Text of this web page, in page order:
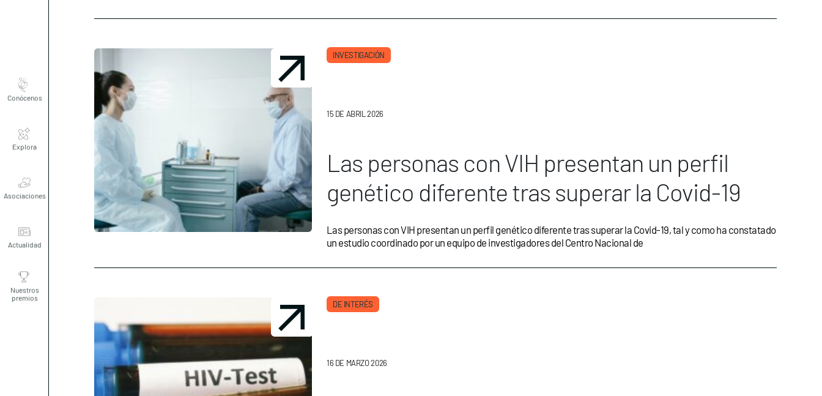
Conócenos
Explora
Asociaciones
Actualidad
Nuestros
premios
INVESTIGACIÓN
15 DE ABRIL 2026
Las personas con VIH presentan un perfil
genético diferente tras superar la Covid-19
Las personas con VIH presentan un perfil genético diferente tras superar la Covid-19, tal y como ha constatado
un estudio coordinado por un equipo de investigadores del Centro Nacional de
DE INTERÉS
16 DE MARZO 2026